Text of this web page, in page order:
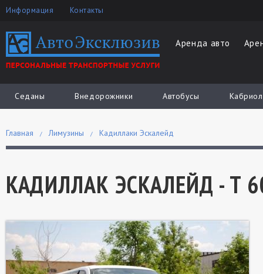
Информация Контакты
Аренда авто
Седаны Внедорожники Автобусы
Главная Лимузины Кадиллаки Эскалейд
КАДИЛЛАК ЭСКАЛЕЙД - Т